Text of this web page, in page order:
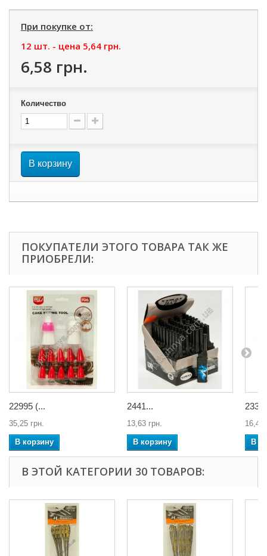
При покупке от:
12 шт. - цена 5,64 грн.
6,58 грн.
Количество
В корзину
ПОКУПАТЕЛИ ЭТОГО ТОВАРА ТАК ЖЕ
ПРИОБРЕЛИ:
22995 (...
35,25 грн.
В корзину
2441...
13,63 грн.
В корзину
16,45
В
В ЭТОЙ КАТЕГОРИИ 30 ТОВАРОВ: